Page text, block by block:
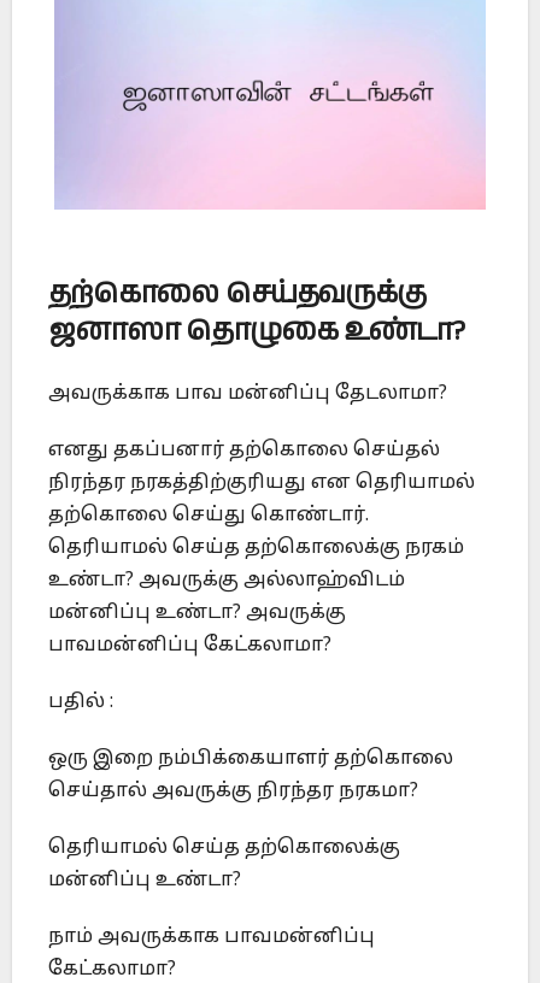
தற்கொலை செய்தவருக்கு
ஜனாஸா தொழுகை உண்டா?
அவருக்காக பாவ மன்னிப்பு தேடலாமா?
எனது தகப்பனார் தற்கொலை செய்தல்
நிரந்தர நரகத்திற்குரியது என தெரியாமல்
தற்கொலை செய்து கொண்டார்.
தெரியாமல் செய்த தற்கொலைக்கு நரகம்
உண்டா? அவருக்கு அல்லாஹ்விடம்
மன்னிப்பு உண்டா? அவருக்கு
பாவமன்னிப்பு கேட்கலாமா?
பதில் :
ஒரு இறை நம்பிக்கையாளர் தற்கொலை
செய்தால் அவருக்கு நிரந்தர நரகமா?
தெரியாமல் செய்த தற்கொலைக்கு
மன்னிப்பு உண்டா?
நாம் அவருக்காக பாவமன்னிப்பு
கேட்கலாமா?